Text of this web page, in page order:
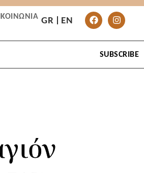
GR EN
SUBSCRIBE